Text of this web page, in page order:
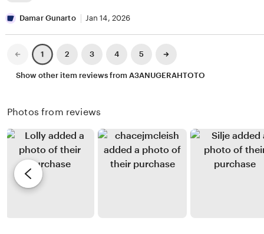
o
K
t
k
b
y
k
H
d
y
r
e
b
o
m
i
s
r
v
i
Damar Gunarto Jan 14, 2026
Previous
page
1 2 3 4 5
Next
page
Show other item reviews from A3ANUGERAHTOTO
Photos from reviews